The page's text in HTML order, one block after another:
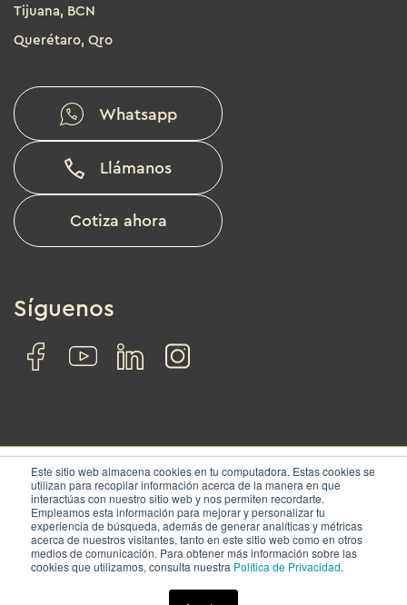
Este sitio web almacena cookies en tu computadora. Estas cookies se
utilizan para recopilar información acerca de la manera en que
interactúas con nuestro sitio web y nos permiten recordarte.
Empleamos esta información para mejorar y personalizar tu
experiencia de búsqueda, además de generar analíticas y métricas
acerca de nuestros visitantes, tanto en este sitio web como en otros
medios de comunicación. Para obtener más información sobre las
cookies que utilizamos, consulta nuestra Política de Privacidad.
Tijuana, BCN
Querétaro, Qro
Whatsapp
Llámanos
Cotiza ahora
Síguenos
© IZA. All rights reserved.
NosotrosSolucionesUbicacionesContacto
Términos y condiciones| Aviso de privacidad